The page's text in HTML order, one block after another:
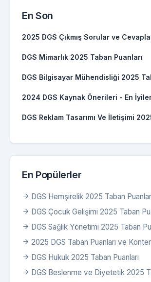
En Son
2025 DGS Çıkmış Sorular ve
DGS Mimarlık 2025 Taban Puanları
DGS Bilgisayar Mühendisliği 2025
2024 DGS Kaynak Önerileri - En
DGS Reklam Tasarımı Ve İletişimi
En Popülerler
DGS Hemşirelik 2025 Taban
DGS Çocuk Gelişimi 2025 Taban
DGS Sağlık Yönetimi 2025 Taban
2025 DGS Taban Puanları ve
DGS Hukuk 2025 Taban Puanları
DGS Beslenme ve Diyetetik 2025